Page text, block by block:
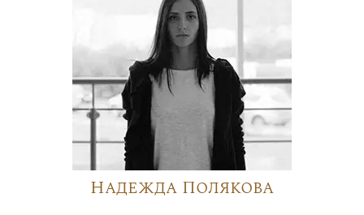
Надежда Полякова